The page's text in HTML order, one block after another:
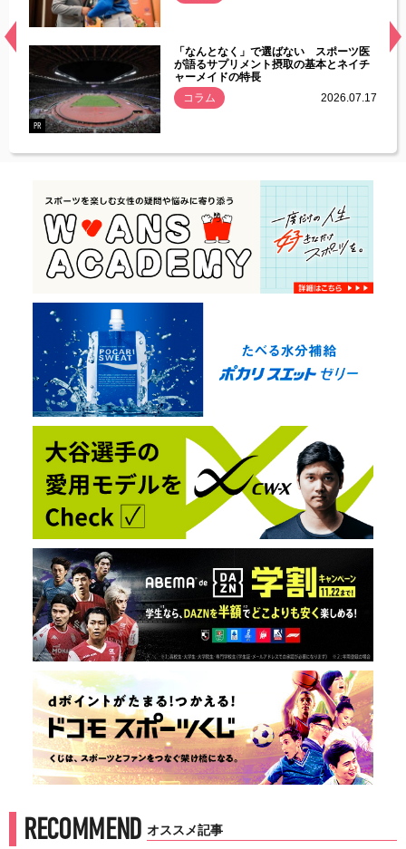
常
PR
「なんとなく」で選ばない スポーツ医
が語るサプリメント摂取の基本とネイチ
ャーメイドの特長
コラム
2026.07.17
RECOMMEND オススメ記事